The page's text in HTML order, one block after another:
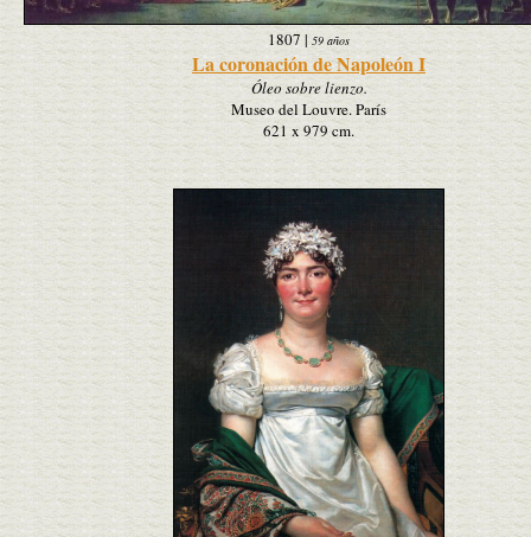
1807 | 59 años
La coronación de Napoleón I
Óleo sobre lienzo.
Museo del Louvre. París
621 x 979 cm.